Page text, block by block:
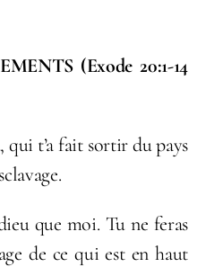
(Exode 20:1-14
qui t’a fait sortir du pays
que moi. Tu ne feras
de ce qui est en haut